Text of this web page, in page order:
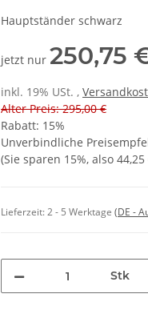
Hauptständer schwarz
jetzt nur 250,75
inkl. 19% USt. ,
Alter Preis: 295,00 €
Rabatt: 15%
Unverbindliche
(Sie sparen 15%, also 44,25
Lieferzeit:2 - 5 Werktage (DE -
Stk